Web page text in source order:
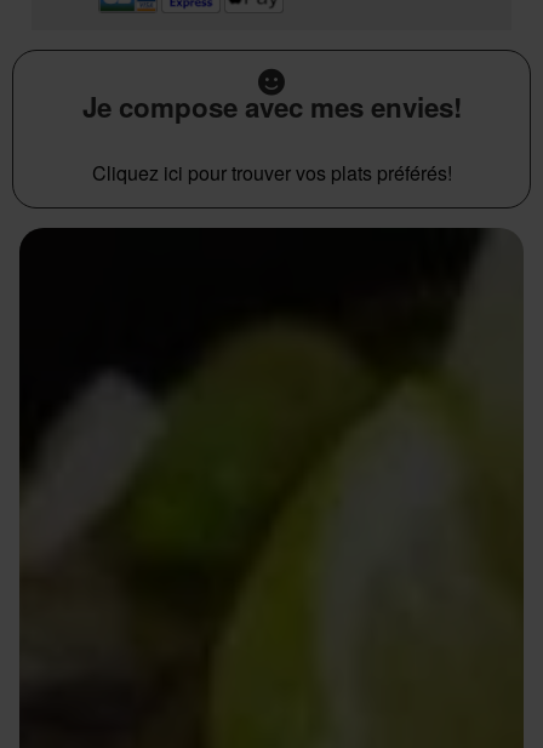
Je compose avec mes envies!
Cliquez ici pour trouver vos plats préférés!